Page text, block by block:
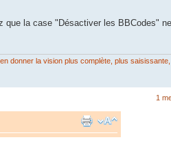
la case "Désactiver les BBCodes"
donner la vision plus complète, plus
1